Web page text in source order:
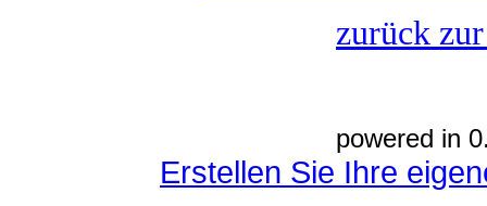
zurück
powered in
Erstellen Sie Ihre